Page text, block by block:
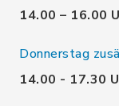
14.00 – 16.00
Donnerstag
14.00 - 17.30